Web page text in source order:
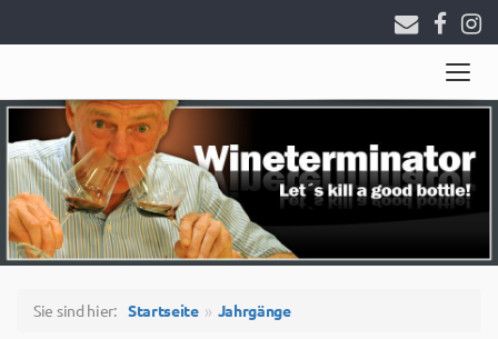
Sie sind hier: Startseite Jahrgänge